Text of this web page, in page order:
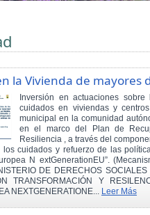
la Vivienda de mayores
Inversión en actuaciones
cuidados en viviendas y
municipal en la comunidad
en el marco del Plan de
Resiliencia , a través del
los cuidados y refuerzo de las
N extGenerationEU”.
DE DERECHOS
TRANSFORMACIÓN Y
NEXTGENERATIONE... Leer Más